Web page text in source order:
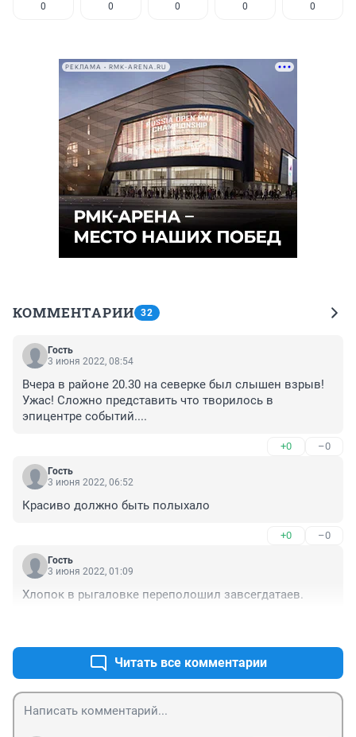
0 0 0 0 0
РЕКЛАМА • RMK-ARENA.RU
КОММЕНТАРИИ 32
Гость
3 июня 2022, 08:54
Вчера в районе 20.30 на северке был слышен взрыв!
Ужас! Сложно представить что творилось в
эпицентре событий....
+0 –0
Гость
3 июня 2022, 06:52
Красиво должно быть полыхало
+0 –0
Гость
3 июня 2022, 01:09
Хлопок в рыгаловке переполошил завсегдатаев.
Читать все комментарии